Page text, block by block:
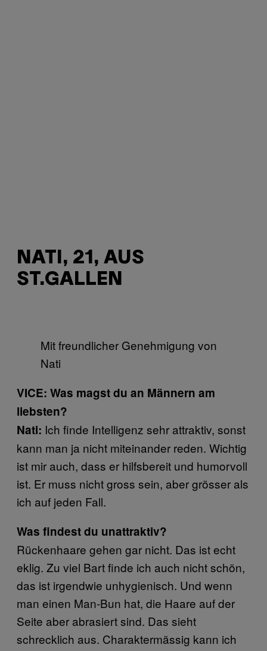
NATI, 21, AUS
ST.GALLEN
Mit freundlicher Genehmigung von
Nati
VICE: Was magst du an Männern am
liebsten?
Nati: Ich finde Intelligenz sehr attraktiv, sonst
kann man ja nicht miteinander reden. Wichtig
ist mir auch, dass er hilfsbereit und humorvoll
ist. Er muss nicht gross sein, aber grösser als
ich auf jeden Fall.
Was findest du unattraktiv?
Rückenhaare gehen gar nicht. Das ist echt
eklig. Zu viel Bart finde ich auch nicht schön,
das ist irgendwie unhygienisch. Und wenn
man einen Man-Bun hat, die Haare auf der
Seite aber abrasiert sind. Das sieht
schrecklich aus. Charaktermässig kann ich